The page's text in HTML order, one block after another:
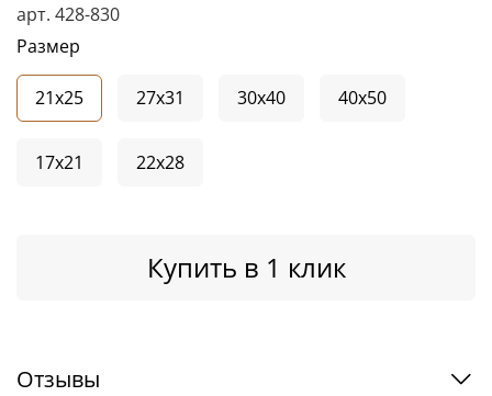
арт. 428-830
Купить в 1 клик
Размер
21x25 27x31 30x40 40x50
17x21 22x28
Отзывы